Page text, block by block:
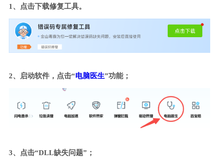
1、点击下载修复工具。
2、启动软件，点击“电脑医生”功能；
3、点击“DLL缺失问题”；